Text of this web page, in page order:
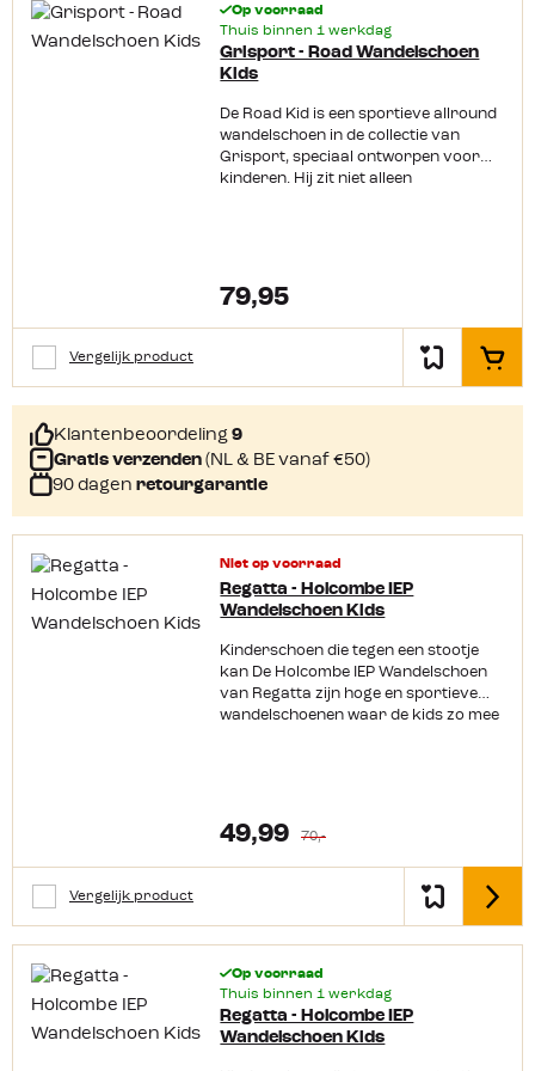
betaalbare prijs.
Op voorraad
Thuis binnen 1 werkdag
Grisport - Road Wandelschoen
Kids
De Road Kid is een sportieve allround
wandelschoen in de collectie van
Grisport, speciaal ontworpen voor
kinderen. Hij zit niet alleen
de Road Kid perfect voor wandelingen
op zowel verharde als licht
onverharde paden, waardoor
kinderen vrij kunnen spelen en
ontdekken. Hij heeft een Spo-Tex
vermogen. Je voeten blijven
daardoor droog, ook al zit het weer
even niet mee. Productkenmerken:
79,95
Vergelijk product In het
Klantenbeoordeling 9
Gratis verzenden (NL & BE vanaf €50)
90 dagen retourgarantie
Niet op voorraad
Regatta - Holcombe IEP
Wandelschoen Kids
Kinderschoen die tegen een stootje
kan De Holcombe IEP Wandelschoen
van Regatta zijn hoge en sportieve
wandelschoenen waar de kids zo mee
kinderschoen van Regatta is
gemaakt van synthetisch leer in
combinatie met mesh. Hierdoor is de
schoen licht van gewicht en voelt hij
soepel aan om de kindervoet. Voor de
kleine avonturiers die niet bang zijn
de Holcombe wandelschoen een
Isotex voering. Hierdoor is de schoen
waterdicht en toch ademend. Als
extra bescherming tegen nattigheid is
49,99 70,-
Vergelijk product
Op voorraad
Thuis binnen 1 werkdag
Regatta - Holcombe IEP
Wandelschoen Kids